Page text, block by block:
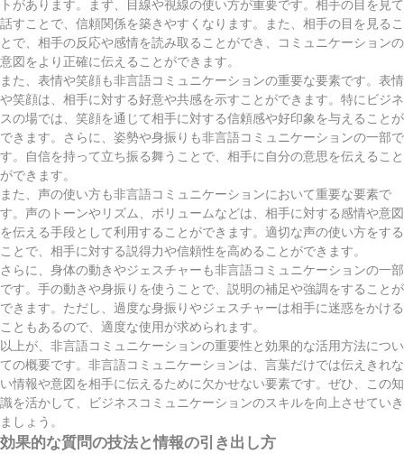
トがあります。まず、目線や視線の使い方が重要です。相手の目を見て
話すことで、信頼関係を築きやすくなります。また、相手の目を見るこ
とで、相手の反応や感情を読み取ることができ、コミュニケーションの
意図をより正確に伝えることができます。
また、表情や笑顔も非言語コミュニケーションの重要な要素です。表情
や笑顔は、相手に対する好意や共感を示すことができます。特にビジネ
スの場では、笑顔を通じて相手に対する信頼感や好印象を与えることが
できます。さらに、姿勢や身振りも非言語コミュニケーションの一部で
す。自信を持って立ち振る舞うことで、相手に自分の意思を伝えること
ができます。
また、声の使い方も非言語コミュニケーションにおいて重要な要素で
す。声のトーンやリズム、ボリュームなどは、相手に対する感情や意図
を伝える手段として利用することができます。適切な声の使い方をする
ことで、相手に対する説得力や信頼性を高めることができます。
さらに、身体の動きやジェスチャーも非言語コミュニケーションの一部
です。手の動きや身振りを使うことで、説明の補足や強調をすることが
できます。ただし、過度な身振りやジェスチャーは相手に迷惑をかける
こともあるので、適度な使用が求められます。
以上が、非言語コミュニケーションの重要性と効果的な活用方法につい
ての概要です。非言語コミュニケーションは、言葉だけでは伝えきれな
い情報や意図を相手に伝えるために欠かせない要素です。ぜひ、この知
識を活かして、ビジネスコミュニケーションのスキルを向上させていき
ましょう。
効果的な質問の技法と情報の引き出し方